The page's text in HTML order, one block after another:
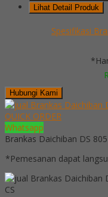
Lihat Detail Produk
Spesifikasi
Hubungi Kami
QUICK ORDER
Whatsapp
Brankas Daichiban DS
*Pemesanan dapat
CS